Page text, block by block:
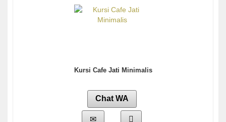
Kursi Cafe Jati Minimalis
Chat WA